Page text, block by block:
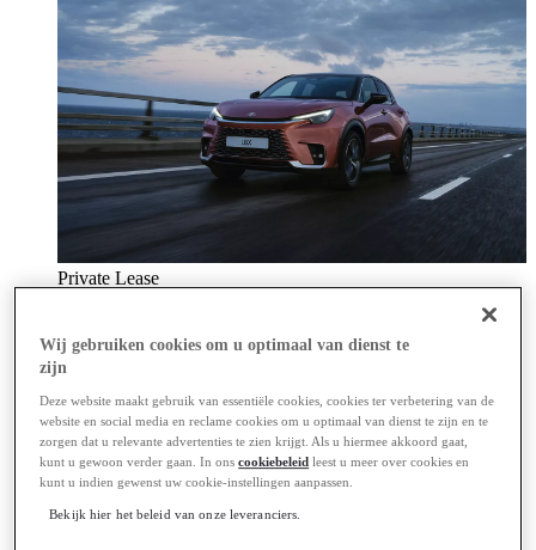
Private Lease
Hybride & Elektrisch
Hybride
Plug-in hybride
Batterij-elektrisch
Opladen
Thuislaadpakketten
Wij gebruiken cookies om u optimaal van dienst te
zijn
Deze website maakt gebruik van essentiële cookies, cookies ter verbetering van de
website en social media en reclame cookies om u optimaal van dienst te zijn en te
zorgen dat u relevante advertenties te zien krijgt. Als u hiermee akkoord gaat,
kunt u gewoon verder gaan. In onscookiebeleid leest u meer over cookies en
kunt u indien gewenst uw cookie-instellingen aanpassen.
Bekijk hier het beleid van onze leveranciers.